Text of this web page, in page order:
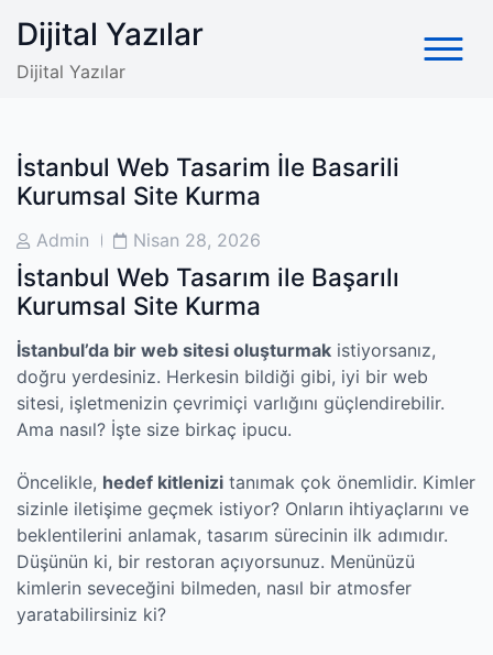
content
Dijital Yazılar
Dijital Yazılar
İstanbul Web Tasarim İle Basarili
Kurumsal Site Kurma
Post
Author
Admin
PostNisan 28, 2026
İstanbul Web Tasarım ile Başarılı
Kurumsal Site Kurma
İstanbul’da bir web sitesi oluşturmak istiyorsanız,
doğru yerdesiniz. Herkesin bildiği gibi, iyi bir web
sitesi, işletmenizin çevrimiçi varlığını güçlendirebilir.
Ama nasıl? İşte size birkaç ipucu.
Öncelikle, hedef kitlenizi tanımak çok önemlidir. Kimler
sizinle iletişime geçmek istiyor? Onların ihtiyaçlarını ve
beklentilerini anlamak, tasarım sürecinin ilk adımıdır.
Düşünün ki, bir restoran açıyorsunuz. Menünüzü
kimlerin seveceğini bilmeden, nasıl bir atmosfer
yaratabilirsiniz ki?